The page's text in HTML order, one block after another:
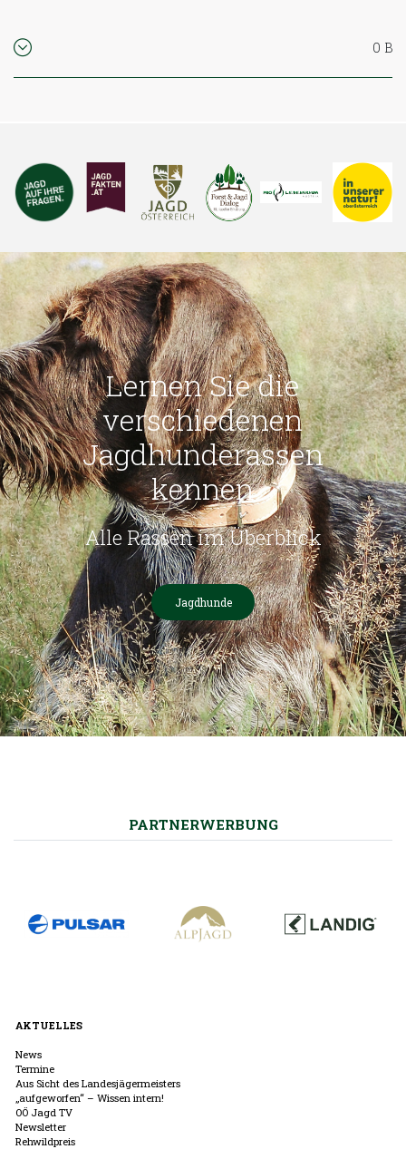
0 B
Lernen Sie die
verschiedenen
Jagdhunderassen
kennen
Alle Rassen im Überblick
Jagdhunde
PARTNERWERBUNG
AKTUELLES
News
Termine
Aus Sicht des Landesjägermeisters
„aufgeworfen“ – Wissen intern!
OÖ Jagd TV
Newsletter
Rehwildpreis